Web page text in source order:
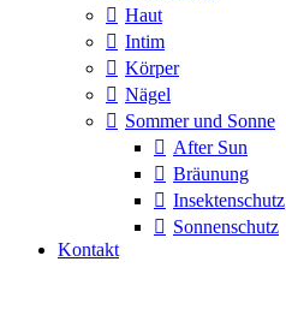
Haut
Intim
Körper
Nägel
Sommer und Sonne
After Sun
Bräunung
Insektenschutz
Sonnenschutz
Kontakt